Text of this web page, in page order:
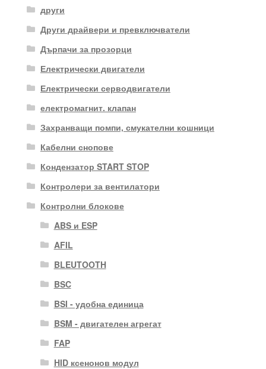
други
Други драйвери и превключватели
Дърпачи за прозорци
Електрически двигатели
Електрически серводвигатели
електромагнит. клапан
Захранващи помпи, смукателни кошници
Кабелни снопове
Кондензатор START STOP
Контролери за вентилатори
Контролни блокове
ABS и ESP
AFIL
BLEUTOOTH
BSC
BSI - удобна единица
BSM - двигателен агрегат
FAP
HID ксенонов модул